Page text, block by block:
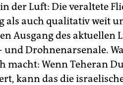
der Luft: Die veraltete
als auch qualitativ weit
Ausgang des aktuellen
und Drohnenarsenale.
macht: Wenn Teheran
kann das die